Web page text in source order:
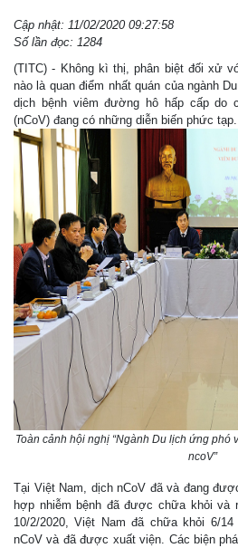
Cập nhật: 11/02/2020 09:27:58
Số lần đọc: 1284
(TITC) - Không kì thị, phân biệt đối xử
nào là quan điểm nhất quán của ngành
dịch bệnh viêm đường hô hấp cấp do
(nCoV) đang có những diễn biến phức tạp.
Toàn cảnh hội nghị “Ngành Du lịch ứng phó
ncoV”
Tại Việt Nam, dịch nCoV đã và đang
hợp nhiễm bệnh đã được chữa khỏi và
10/2/2020, Việt Nam đã chữa khỏi 6/
nCoV và đã được xuất viện. Các biện